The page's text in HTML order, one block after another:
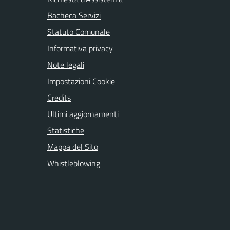
Bacheca Servizi
Statuto Comunale
Informativa privacy
Note legali
Impostazioni Cookie
Credits
Ultimi aggiornamenti
Statistiche
Mappa del Sito
Whistleblowing